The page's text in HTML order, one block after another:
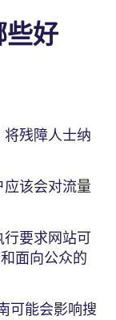
些好
残障人士纳
该会对流量
要求网站可
面向公众的
可能会影响搜